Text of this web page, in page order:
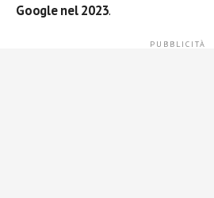
Google nel 2023.